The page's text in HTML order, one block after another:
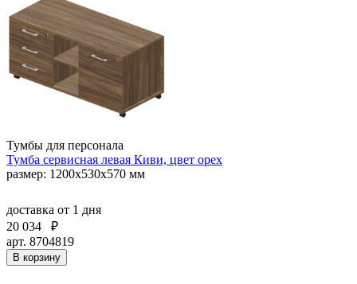
Тумбы для персонала
Тумба сервисная левая Киви, цвет орех
размер: 1200х530х570 мм
доставка от 1 дня
20 034
₽
арт. 8704819
В корзину